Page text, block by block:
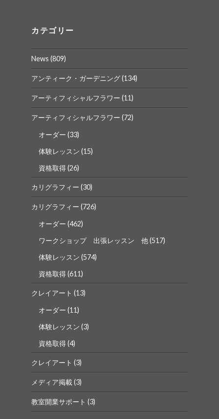
ロ
フ
ー
ル
で
表
示
ロ
フ
ー
ル
で
表
示
カテゴリー
News (809)
アンティーク・ガーデニング(134)
アーティフィシャルフラワー (11)
アーティフィシャルフラワー (72)
オーダー (33)
体験レッスン (15)
資格取得(26)
カリグラフィー (30)
カリグラフィー (726)
オーダー (462)
ワークショップ 出張レッスン 他(517)
体験レッスン (574)
資格取得(611)
クレイアート (13)
オーダー (11)
体験レッスン (3)
資格取得(4)
クレイアート (3)
メディア掲載 (3)
教室開業サポート (3)